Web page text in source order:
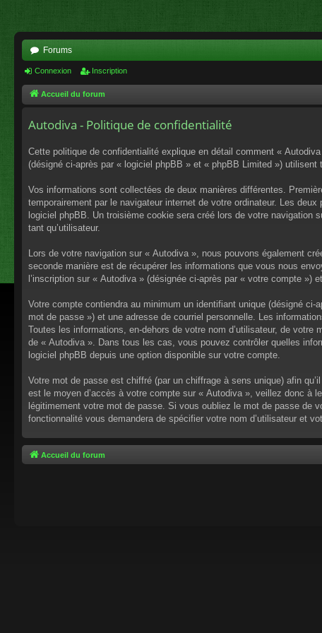
Forums
Connexion Inscription
Accueil du forum
Autodiva - Politique de confidentialité
Cette politique de confidentialité explique en détail comment «
(désigné ci-après par « logiciel phpBB » et « phpBB Limited »)
Vos informations sont collectées de deux manières différentes.
temporairement par le navigateur internet de votre ordinateur. Les
logiciel phpBB. Un troisième cookie sera créé lors de votre
tant qu’utilisateur.
Lors de votre navigation sur « Autodiva », nous pouvons également
seconde manière est de récupérer les informations que vous nous
l’inscription sur « Autodiva » (désignée ci-après par « votre compte
Votre compte contiendra au minimum un identifiant unique (désigné
mot de passe ») et une adresse de courriel personnelle. Les
Toutes les informations, en-dehors de votre nom d’utilisateur, de
de « Autodiva ». Dans tous les cas, vous pouvez contrôler quelles
logiciel phpBB depuis une option disponible sur votre compte.
Votre mot de passe est chiffré (par un chiffrage à sens unique) afin
est le moyen d’accès à votre compte sur « Autodiva », veillez donc à
légitimement votre mot de passe. Si vous oubliez le mot de passe de
fonctionnalité vous demandera de spécifier votre nom d’utilisateur et
Accueil du forum